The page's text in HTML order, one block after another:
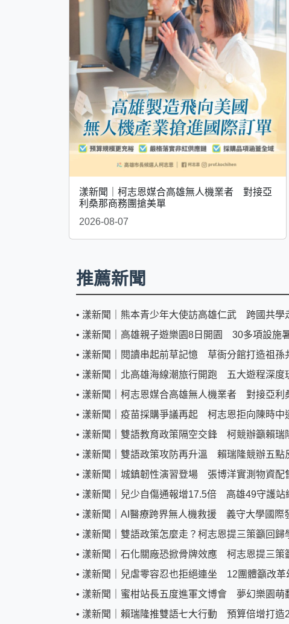
漾新聞｜柯志恩媒合高雄無人機業者 對接亞
利桑那商務團搶美單
2026-08-07
推薦新聞
• 漾新聞｜熊本青少年大使訪高雄仁武 跨國共學
• 漾新聞｜高雄親子遊樂園8日開園 30多項設施
• 漾新聞｜閱讀串起前草記憶 草衙分館打造祖孫
• 漾新聞｜北高雄海線潮旅行開跑 五大遊程深度
• 漾新聞｜柯志恩媒合高雄無人機業者 對接亞利
• 漾新聞｜疫苗採購爭議再起 柯志恩拒向陳時中
• 漾新聞｜雙語教育政策隔空交鋒 柯競辦籲賴瑞
• 漾新聞｜雙語政策攻防再升溫 賴瑞隆競辦五點
• 漾新聞｜城鎮韌性演習登場 張博洋實測物資配
• 漾新聞｜兒少自傷通報增17.5倍 高雄49守護站
• 漾新聞｜AI醫療跨界無人機救援 義守大學國際
• 漾新聞｜雙語政策怎麼走？柯志恩提三策籲回歸
• 漾新聞｜石化關廠恐掀骨牌效應 柯志恩提三策
• 漾新聞｜兒虐零容忍也拒絕連坐 12團體籲改革
• 漾新聞｜蜜柑站長五度進軍文博會 夢幻樂園萌
• 漾新聞｜賴瑞隆推雙語七大行動 預算倍增打造